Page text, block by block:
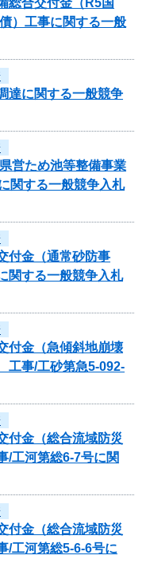
）工事に関する一般
達に関する一般競争
営ため池等整備事業
関する一般競争入札
付金（通常砂防事
関する一般競争入札
付金（急傾斜地崩壊
事/工砂第急5-092-
付金（総合流域防災
工河第総6-7号に関
付金（総合流域防災
工河第総5-6-6号に